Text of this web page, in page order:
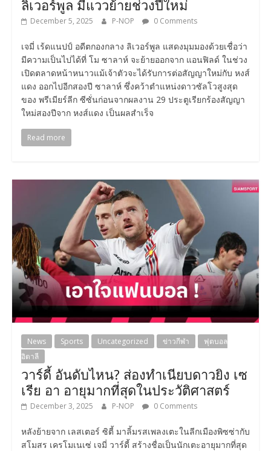
ลิเวอร์พูล มีแววย้ายช่วงปีใหม่
December 5, 2025 P-NOP 0 Comments
เจมี่ เร้ดแนปป์ อดีตกองกลาง ลิเวอร์พูล แสดงมุมมองด้วยเชื่อว่า
มีความเป็นไปได้ที่ โม ซาลาห์ จะย้ายออกจาก แอนฟิลด์ ในช่วง
เปิดตลาดหน้าหนาวแม้เจ้าตัวจะได้รับการต่อสัญญาใหม่กับ หงส์
แดง ออกไปอีกสองปี ซาลาห์ ซึ่งคว้าตำแหน่งดาวซัลโวสูงสุด
ของ พรีเมียร์ลีก ซีซั่นก่อนจากผลงาน 29 ประตูเรียกร้องสัญญา
ใหม่สองปีจาก หงส์แดง เป็นผลสำเร็จ
Read more
News Sports Uncategorized ข่าวกีฬา
ฟุตบอล
อิตาลี
วาร์ดี้ อันดับไหน? ส่องทำเนียบดาวยิง เซ
เรีย อา อายุมากที่สุดในประวัติศาสตร์
December 3, 2025 P-NOP 0 Comments
หลังย้ายจาก เลสเตอร์ ซิตี้ มาลิ้มรสเพลงเตะในลีกเมืองพิซซ่ากับ
สโมสร เครโมเนเซ่ เจมี่ วาร์ดี้ สร้างชื่อเป็นนักเตะอายุมากที่สุด